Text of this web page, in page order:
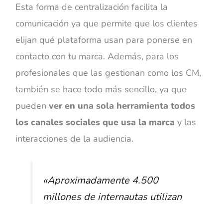
Esta forma de centralización facilita la
comunicación ya que permite que los clientes
elijan qué plataforma usan para ponerse en
contacto con tu marca. Además, para los
profesionales que las gestionan como los CM,
también se hace todo más sencillo, ya que
puedenver en una sola herramienta todos
los canales sociales que usa la marcay las
interacciones de la audiencia.
«Aproximadamente 4.500
millones de internautas utilizan